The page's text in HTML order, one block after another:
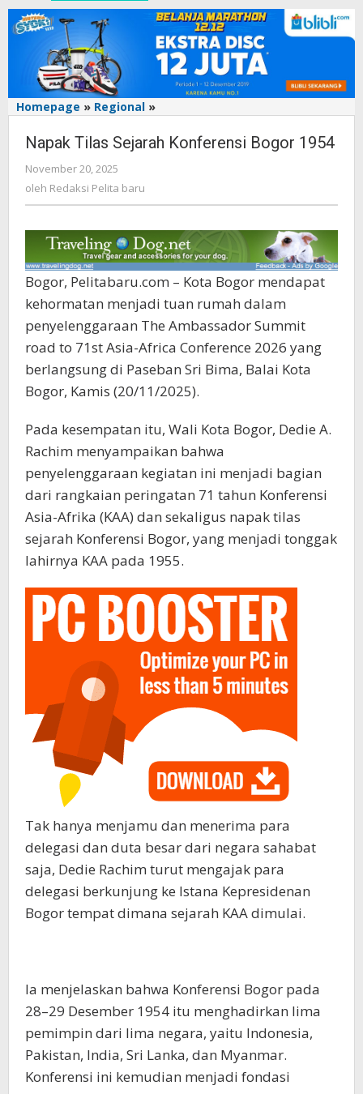
Homepage » Regional »
Sejarah
Napak Tilas Sejarah Konferensi Bogor 1954
November 20, 2025
Redaksi
oleh Redaksi Pelita baru
Bogor, Pelitabaru.com – Kota Bogor mendapat
kehormatan menjadi tuan rumah dalam
penyelenggaraan The Ambassador Summit
road to 71st Asia-Africa Conference 2026 yang
berlangsung di Paseban Sri Bima, Balai Kota
Bogor, Kamis (20/11/2025).
Pada kesempatan itu, Wali Kota Bogor, Dedie A.
Rachim menyampaikan bahwa
penyelenggaraan kegiatan ini menjadi bagian
dari rangkaian peringatan 71 tahun Konferensi
Asia-Afrika (KAA) dan sekaligus napak tilas
sejarah Konferensi Bogor, yang menjadi tonggak
lahirnya KAA pada 1955.
Tak hanya menjamu dan menerima para
delegasi dan duta besar dari negara sahabat
saja, Dedie Rachim turut mengajak para
delegasi berkunjung ke Istana Kepresidenan
Bogor tempat dimana sejarah KAA dimulai.
Ia menjelaskan bahwa Konferensi Bogor pada
28–29 Desember 1954 itu menghadirkan lima
pemimpin dari lima negara, yaitu Indonesia,
Pakistan, India, Sri Lanka, dan Myanmar.
Konferensi ini kemudian menjadi fondasi